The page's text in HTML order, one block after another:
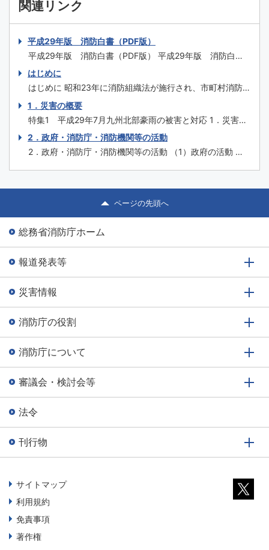
関連リンク
平成29年版 消防白書（PDF版）
平成29年版 消防白書（PDF版） 平成29年版 消防白書
（一式） はじめに 特集1 平成29年7月九州北部豪雨の被
害と対応 特集2 糸魚川市大規模火災を踏まえた今後の消
防のあり方 特集3 埼玉県三芳町倉庫火災を踏まえた対
応 特集4 消防の...
はじめに
はじめに 昭和23年に消防組織法が施行され、市町村消防
を原則とする我が国の自治体消防制度が誕生してから、平
成30年３月には70年を迎えます。この間、関係者の努力
の積重ねにより消防制度や施策、消防防災施設等の充実強
化が図られ、火災予防・消火、救急、救助はもとより、自
然災害への対応や国民保護まで広範囲に...
1．災害の概要
特集1 平成29年7月九州北部豪雨の被害と対応 1．災害の
概要 （1）気象の状況 平成29年6月30日から7月4日にかけ
て、梅雨前線が北陸地方や東北地方に停滞し、その後ゆっ
くり南下して、7月5日から10日にかけては朝鮮半島付近か
ら西日本に停滞した。 また、7月2日9時に沖縄の南で発生
2．政府・消防庁・消防機関等の活動
2．政府・消防庁・消防機関等の活動 （1）政府の活動 内
総理大臣官邸に情報連絡室を設置した。7月5日17時51分に
福岡県に大雨特別警報が発表され、予想されるその後の気
ページの先頭へ
総務省消防庁ホーム
報道発表等
災害情報
消防庁の役割
消防庁について
審議会・検討会等
法令
刊行物
サイトマップ
利用規約
免責事項
著作権